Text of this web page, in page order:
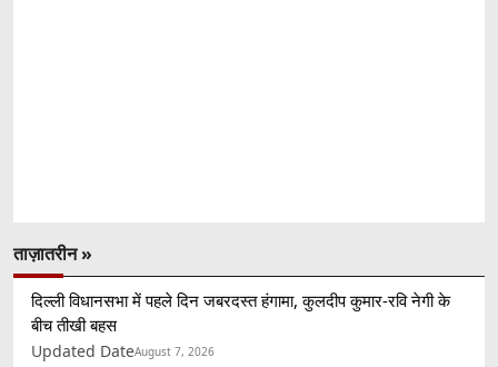
ताज़ातरीन »
दिल्ली विधानसभा में पहले दिन जबरदस्त हंगामा, कुलदीप कुमार-रवि नेगी के
बीच तीखी बहस
Updated DateAugust 7, 2026